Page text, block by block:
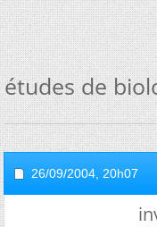
études de
26/09/2004, 20h07